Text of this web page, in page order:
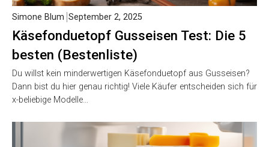
Käsefonduetopf Gusseisen Test: Die 5
besten (Bestenliste)
Simone Blum September 2, 2025
Du willst kein minderwertigen Käsefonduetopf aus Gusseisen?
Dann bist du hier genau richtig! Viele Käufer entscheiden sich für
x-beliebige Modelle…